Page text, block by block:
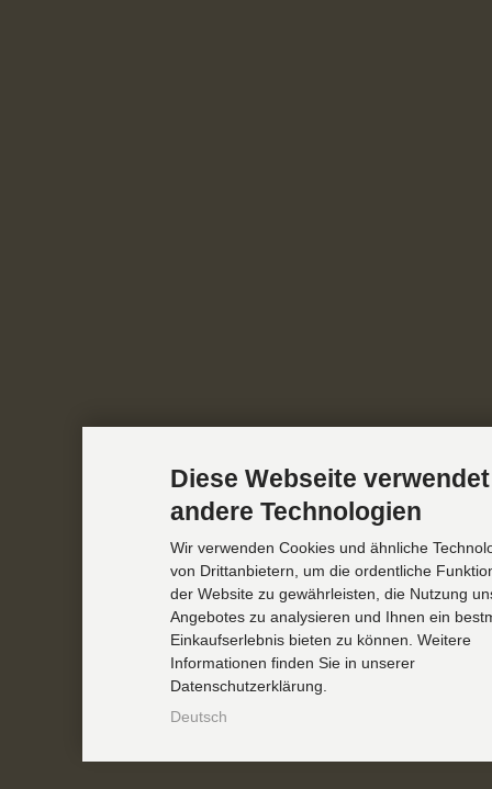
Diese Webseite
andere Technologien
Wir verwenden Cookies und ähnliche
von Drittanbietern, um die ordentliche
der Website zu gewährleisten, die Nutzung
Angebotes zu analysieren und Ihnen ein
Einkaufserlebnis bieten zu können. Weitere
Informationen finden Sie in unserer
Datenschutzerklärung.
Deutsch